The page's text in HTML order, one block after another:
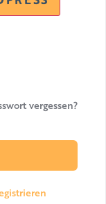
vergessen?